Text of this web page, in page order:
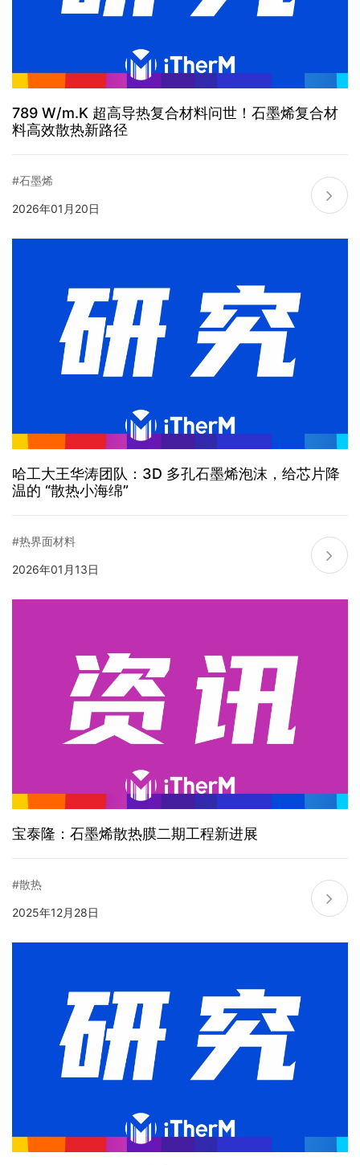
789 W/m.K 超高导热复合材料问世！石墨烯复合材
料高效散热新路径
#石墨烯
2026年01月20日
哈工大王华涛团队：3D 多孔石墨烯泡沫，给芯片降
温的 “散热小海绵”
#热界面材料
2026年01月13日
宝泰隆：石墨烯散热膜二期工程新进展
#散热
2025年12月28日